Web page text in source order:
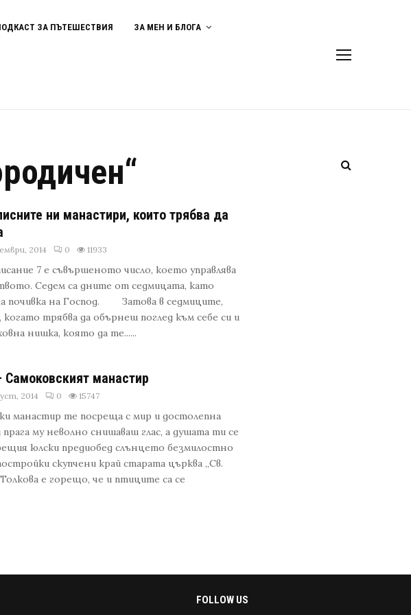
ЗА ПЪТЕШЕСТВИЯ ЗА МЕН И БЛОГА
ни манастири, които трябва да
2014 0 11933
7 е съвършеното число, което управлява
Седем са дните от седмицата, като
почивка на Господ. Затова в седмиците,
трябва да обърнеш поглед към себе си и
нишка, която да те......
манастир
2014 0 15747
манастир те посреща с мир и достолепна
му неволно снишаваш глас, а душата ти се
юлски предиобед слънцето безмилостно
скупчени край старата църква „Св.
е горещо, че и птиците са се
FOLLOW US